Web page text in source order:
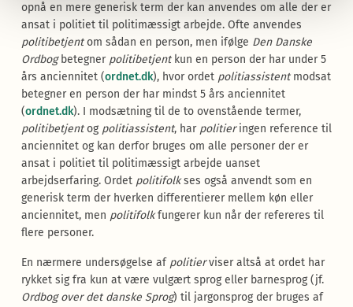
opnå en mere generisk term der kan anvendes om alle der er
ansat i politiet til politimæssigt arbejde. Ofte anvendes
politibetjentom sådan en person, men ifølge Den Danske
Ordbogbetegner politibetjentkun en person der har under 5
års anciennitet (ordnet.dk), hvor ordet politiassistent modsat
betegner en person der har mindst 5 års anciennitet
(ordnet.dk). I modsætning til de to ovenstående termer,
politibetjentog politiassistent, har politieringen reference til
anciennitet og kan derfor bruges om alle personer der er
ansat i politiet til politimæssigt arbejde uanset
arbejdserfaring. Ordet politifolkses også anvendt som en
generisk term der hverken differentierer mellem køn eller
anciennitet, men politifolkfungerer kun når der refereres til
flere personer.
En nærmere undersøgelse af politierviser altså at ordet har
rykket sig fra kun at være vulgært sprog eller barnesprog (jf.
Ordbog over det danske Sprog) til jargonsprog der bruges af